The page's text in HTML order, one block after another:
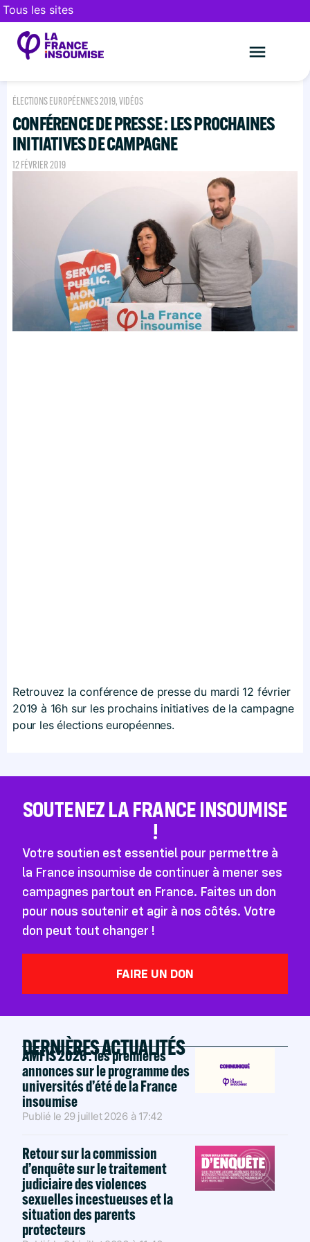
Tous les sites
ÉLECTIONS EUROPÉENNES 2019,VIDÉOS
CONFÉRENCE DE PRESSE : LES PROCHAINES
INITIATIVES DE CAMPAGNE
12 FÉVRIER 2019
Retrouvez la conférence de presse du mardi 12 février
2019 à 16h sur les prochains initiatives de la campagne
pour les élections européennes.
SOUTENEZ LA FRANCE INSOUMISE
!
Votre soutien est essentiel pour permettre à
la France insoumise de continuer à mener ses
campagnes partout en France. Faites un don
pour nous soutenir et agir à nos côtés. Votre
don peut tout changer !
FAIRE UN DON
DERNIÈRES ACTUALITÉS
AMFIS 2026 : les premières
annonces sur le programme des
universités d’été de la France
insoumise
Publié le 29 juillet 2026 à 17:42
Retour sur la commission
d’enquête sur le traitement
judiciaire des violences
sexuelles incestueuses et la
situation des parents
protecteurs